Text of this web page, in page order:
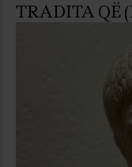
TRADITA QË